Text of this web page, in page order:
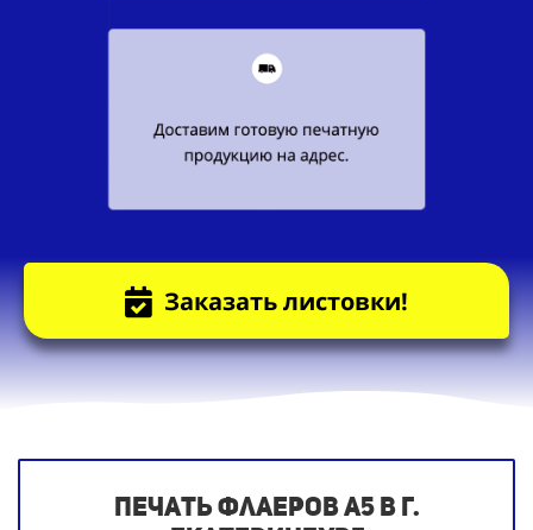
Заказать листовки!
Печать флаеров А5 в г.